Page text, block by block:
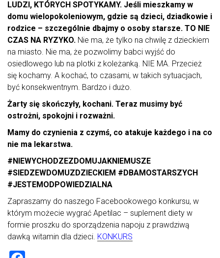
LUDZI, KTÓRYCH SPOTYKAMY. Jeśli mieszkamy w
domu wielopokoleniowym, gdzie są dzieci, dziadkowie i
rodzice – szczególnie dbajmy o osoby starsze. TO NIE
CZAS NA RYZYKO. Nie ma, że tylko na chwilę z dzieckiem
na miasto. Nie ma, że pozwolimy babci wyjść do
osiedlowego lub na plotki z koleżanką. NIE MA. Przecież
się kochamy. A kochać, to czasami, w takich sytuacjach,
być konsekwentnym. Bardzo i dużo.
Żarty się skończyły, kochani. Teraz musimy być
ostrożni, spokojni i rozważni.
Mamy do czynienia z czymś, co atakuje każdego i na co
nie ma lekarstwa.
#NIEWYCHODZEZDOMUJAKNIEMUSZE
#SIEDZEWDOMUZDZIECKIEM #DBAMOSTARSZYCH
#JESTEMODPOWIEDZIALNA
Zapraszamy do naszego Facebookowego konkursu, w
którym możecie wygrać Apetilac – suplement diety w
formie proszku do sporządzenia napoju z prawdziwą
dawką witamin dla dzieci. KONKURS